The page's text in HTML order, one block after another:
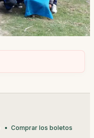
Comprar los boletos